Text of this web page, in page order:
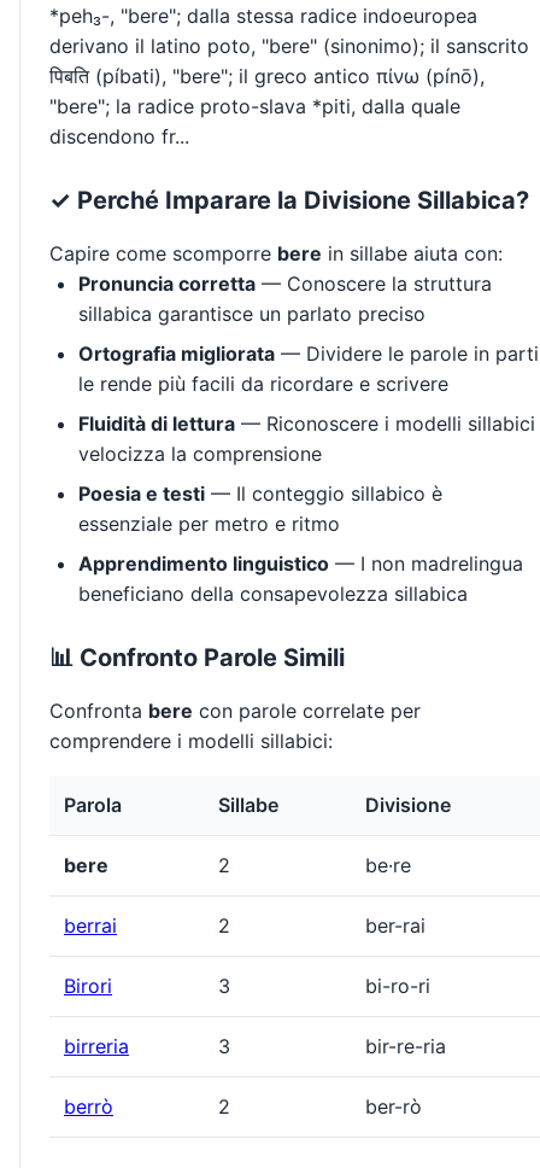
*peh₃-, "bere"; dalla stessa radice indoeuropea
derivano il latino poto, "bere" (sinonimo); il sanscrito
पिबति (píbati), "bere"; il greco antico πίνω (pínō),
"bere"; la radice proto-slava *piti, dalla quale
discendono fr...
✓ Perché Imparare la Divisione Sillabica?
Capire come scomporre bere in sillabe aiuta con:
Pronuncia corretta — Conoscere la struttura
sillabica garantisce un parlato preciso
Ortografia migliorata — Dividere le parole in parti
le rende più facili da ricordare e scrivere
Fluidità di lettura — Riconoscere i modelli sillabici
velocizza la comprensione
Poesia e testi — Il conteggio sillabico è
essenziale per metro e ritmo
Apprendimento linguistico — I non madrelingua
beneficiano della consapevolezza sillabica
📊 Confronto Parole Simili
Confronta bere con parole correlate per
comprendere i modelli sillabici:
Parola Sillabe Divisione
bere 2 be·re
berrai 2 ber-rai
Birori 3 bi-ro-ri
birreria 3 bir-re-ria
berrò 2 ber-rò